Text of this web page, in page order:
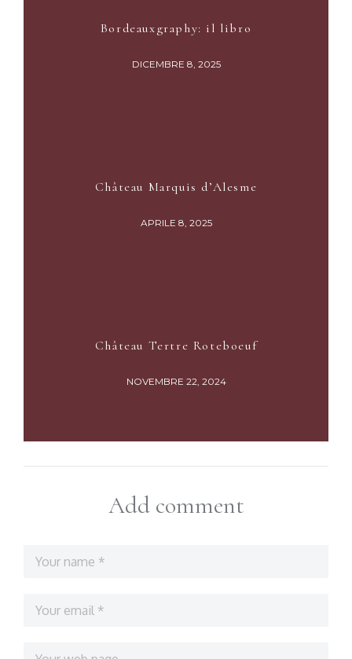
Bordeauxgraphy: il libro
DICEMBRE 8, 2025
Château Marquis d’Alesme
APRILE 8, 2025
Château Tertre Roteboeuf
NOVEMBRE 22, 2024
Add comment